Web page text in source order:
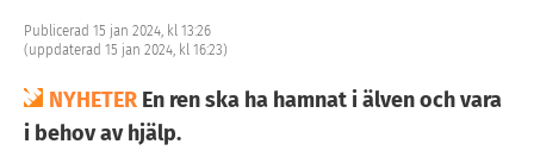
Publicerad 15 jan 2024, kl 13:26
(uppdaterad 15 jan 2024, kl 16:23)
NYHETER En ren ska ha hamnat i älven och vara
i behov av hjälp.